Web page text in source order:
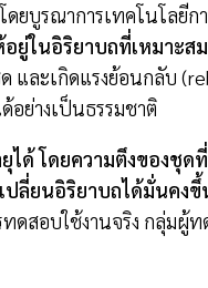
บูรณาการเทคโนโลยีก
ในอิริยาบถที่เหมาะส
ละเกิดแรงย้อนกลับ
อย่างเป็นธรรมชาติ
ยุได้ โดยความตึงของชุ
ลี่ยนอิริยาบถได้มั่นคงขึ้
ทดสอบใช้งานจริง กลุ่มผู้